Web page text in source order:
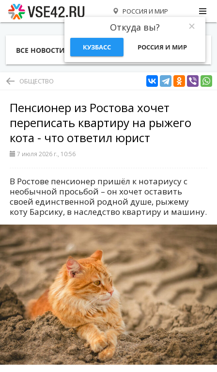
РОССИЯ И МИР
Откуда вы?
КУЗБАСС РОССИЯ И МИР
ВСЕ НОВОСТИ СТАТЬИ ТЕМЫ ФОТО
ОБЩЕСТВО
Пенсионер из Ростова хочет
переписать квартиру на рыжего
кота - что ответил юрист
7 июля 2026 г., 10:56
В Ростове пенсионер пришёл к нотариусу с
необычной просьбой – он хочет оставить
своей единственной родной душе, рыжему
коту Барсику, в наследство квартиру и машину.